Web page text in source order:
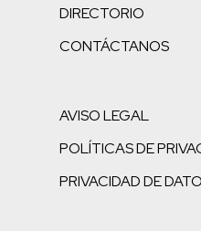
DIRECTORIO
CONTÁCTANOS
AVISO LEGAL
POLÍTICAS DE
PRIVACIDAD DE